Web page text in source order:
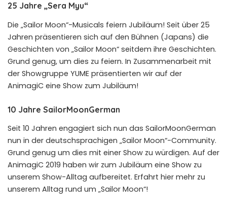
25 Jahre „Sera Myu“
Die „Sailor Moon“-Musicals feiern Jubiläum! Seit über 25
Jahren präsentieren sich auf den Bühnen (Japans) die
Geschichten von „Sailor Moon“ seitdem ihre Geschichten.
Grund genug, um dies zu feiern. In Zusammenarbeit mit
der Showgruppe YUME präsentierten wir auf der
AnimagiC eine Show zum Jubiläum!
10 Jahre SailorMoonGerman
Seit 10 Jahren engagiert sich nun das SailorMoonGerman
nun in der deutschsprachigen „Sailor Moon“-Community.
Grund genug um dies mit einer Show zu würdigen. Auf der
AnimagiC 2019 haben wir zum Jubiläum eine Show zu
unserem Show-Alltag aufbereitet. Erfahrt hier mehr zu
unserem Alltag rund um „Sailor Moon“!